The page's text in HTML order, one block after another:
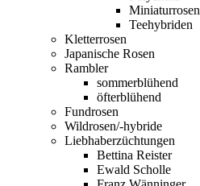
Miniaturrosen
Teehybriden
Kletterrosen
Japanische Rosen
Rambler
sommerblühend
öfterblühend
Fundrosen
Wildrosen/-hybride
Liebhaberzüchtungen
Bettina Reister
Ewald Scholle